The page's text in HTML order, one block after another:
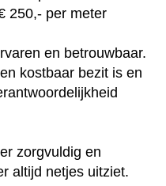
250,- per meter
en betrouwbaar.
kostbaar bezit is en
zorgvuldig en
altijd netjes uitziet.